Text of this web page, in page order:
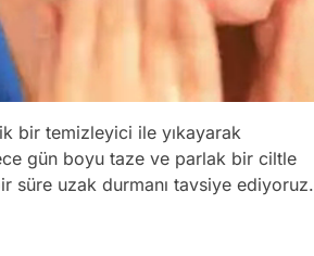
bir temizleyici ile yıkayarak
gün boyu taze ve parlak bir ciltle
süre uzak durmanı tavsiye ediyoruz.